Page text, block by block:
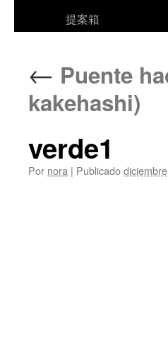
提案箱
← Puente
kakehashi)
verde1
Por nora | Publicado